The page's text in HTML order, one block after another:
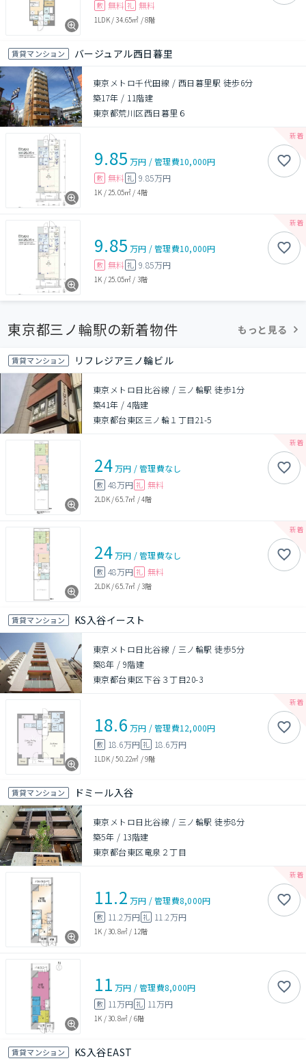
敷 無料 礼 無料
1LDK/34.65㎡ /8階
賃貸マンション バージュアル西日暮里
東京メトロ千代田線 / 西日暮里駅 徒歩6分
築17年 / 11階建
東京都荒川区西日暮里６
9.85 万円 /管理費10,000円
敷 無料 礼 9.85万円
1K / 25.05㎡ / 4階
9.85 万円 /管理費10,000円
敷 無料 礼 9.85万円
1K / 25.05㎡ / 3階
東京都三ノ輪駅の新着物件 もっと見る
賃貸マンション リフレジア三ノ輪ビル
東京メトロ日比谷線 / 三ノ輪駅 徒歩1分
築41年 /4階建
東京都台東区三ノ輪１丁目21-5
24万円 /管理費なし
敷 48万円 礼 無料
2LDK/65.7㎡ /4階
24万円 /管理費なし
敷 48万円 礼 無料
2LDK/65.7㎡ /3階
賃貸マンション KS入谷イースト
東京メトロ日比谷線 / 三ノ輪駅 徒歩5分
築8年 / 9階建
東京都台東区下谷３丁目20-3
18.6 万円 /管理費12,000円
敷 18.6万円 礼 18.6万円
1LDK/50.22㎡ /9階
賃貸マンション ドミール入谷
東京メトロ日比谷線 / 三ノ輪駅 徒歩8分
築5年 / 13階建
東京都台東区竜泉２丁目
11.2 万円 /管理費8,000円
敷 11.2万円 礼 11.2万円
1K /30.8㎡ / 12階
11 万円 /管理費8,000円
敷 11万円 礼 11万円
1K /30.8㎡ / 6階
賃貸マンション KS入谷EAST